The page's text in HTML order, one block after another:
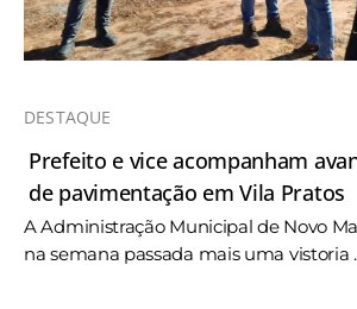
DESTAQUE
Prefeito e vice acompanham
de pavimentação em Vila Pratos
A Administração Municipal de Novo
na semana passada mais uma vistoria